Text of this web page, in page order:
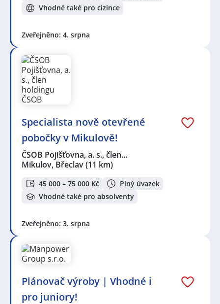
Vhodné také pro cizince
Zveřejněno: 4. srpna
Specialista nově otevřené
pobočky v Mikulově!
ČSOB Pojišťovna, a. s., člen…
Mikulov, Břeclav(11 km)
45 000 – 75 000 Kč
Plný úvazek
Vhodné také pro absolventy
Zveřejněno: 3. srpna
Plánovač výroby | Vhodné i
pro juniory!